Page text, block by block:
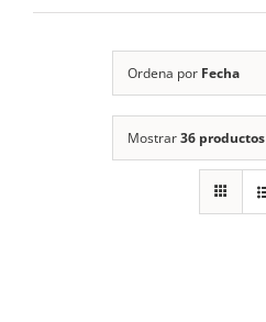
Ordena por Fecha
Mostrar36 productos